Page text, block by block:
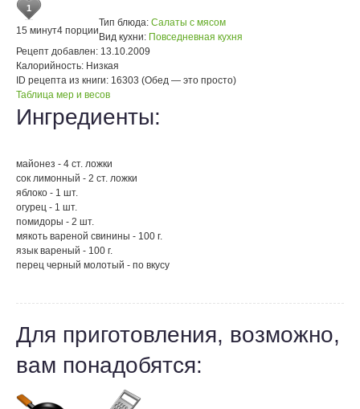
1
15 минут4 порции
Тип блюда: Салаты с мясом
Вид кухни: Повседневная кухня
Рецепт добавлен: 13.10.2009
Калорийность: Низкая
ID рецепта из книги: 16303 (Обед — это просто)
Таблица мер и весов
Ингредиенты:
майонез - 4 ст. ложки
сок лимонный - 2 ст. ложки
яблоко - 1 шт.
огурец - 1 шт.
помидоры - 2 шт.
мякоть вареной свинины - 100 г.
язык вареный - 100 г.
перец черный молотый - по вкусу
Для приготовления, возможно,
вам понадобятся: